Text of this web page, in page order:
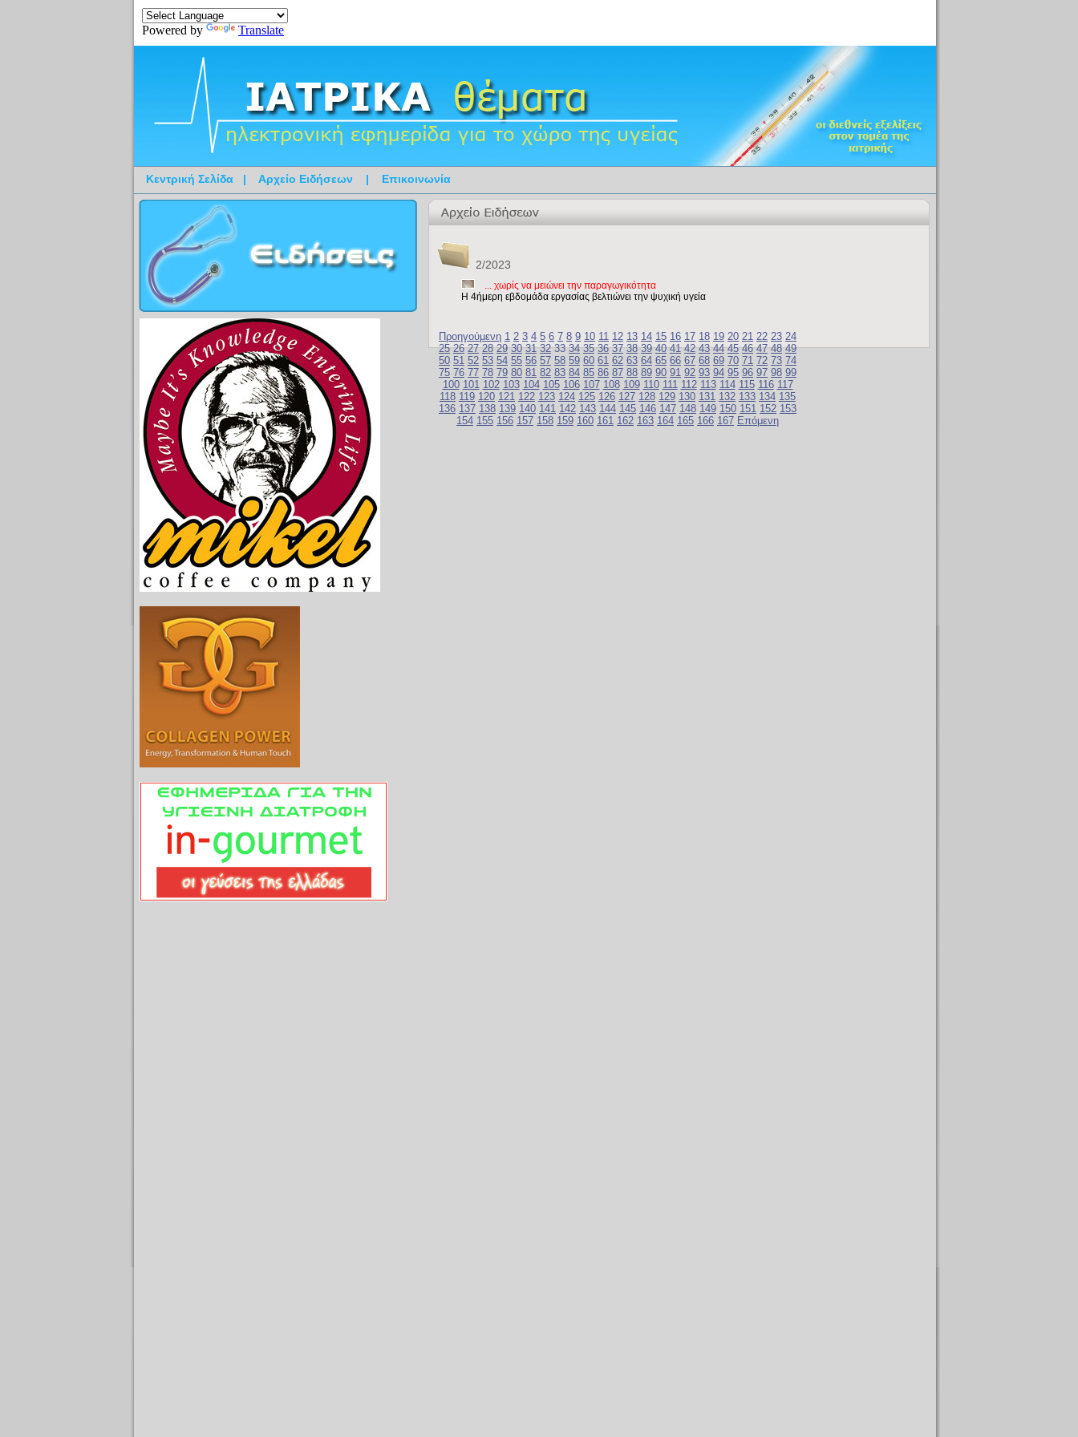
Powered by Translate
Κεντρική Σελίδα | Αρχείο Ειδήσεων | Επικοινωνία
2/2023
... χωρίς να μειώνει την παραγωγικότητα
Η 4ήμερη εβδομάδα εργασίας βελτιώνει την ψυχική υγεία
Προηγούμενη 1 2 3 4 5 6 7 8 9 10 11 12 13 14 15 16 17 18 19 20 21 22 23 24
25 26 27 28 29 30 31 323334 35 36 37 38 39 40 41 42 43 44 45 46 47 48 49
50 51 52 53 54 55 56 57 58 59 60 61 62 63 64 65 66 67 68 69 70 71 72 73 74
75 76 77 78 79 80 81 82 83 84 85 86 87 88 89 90 91 92 93 94 95 96 97 98 99
100 101 102 103 104 105 106 107 108 109 110 111 112 113 114 115 116 117
118 119 120 121 122 123 124 125 126 127 128 129 130 131 132 133 134 135
136 137 138 139 140 141 142 143 144 145 146 147 148 149 150 151 152 153
154 155 156 157 158 159 160 161 162 163 164 165 166 167 Επόμενη